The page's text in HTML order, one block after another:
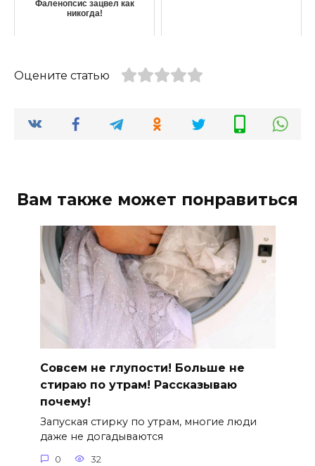
Фаленопсис зацвел как
никогда!
Оцените статью
Вам также может понравиться
Совсем не глупости! Больше не
стираю по утрам! Рассказываю
почему!
Запуская стирку по утрам, многие люди
даже не догадываются
0 32